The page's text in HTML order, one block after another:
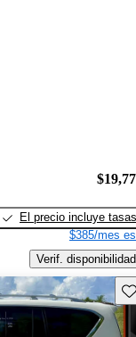
El precio incluye tasas
$385/mes
Verif. disponibilidad